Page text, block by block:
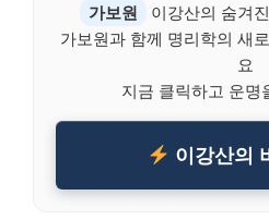
가보원
이강산의 숨겨
가보원과 함께 명리학의 새
요
지금 클릭하고 운명
이강산의